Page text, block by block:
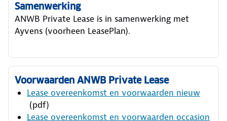
Samenwerking
ANWB Private Lease is in samenwerking met
Ayvens (voorheen LeasePlan).
Voorwaarden ANWB Private Lease
Lease overeenkomst en voorwaarden nieuw
(pdf)
Lease overeenkomst en voorwaarden occasion